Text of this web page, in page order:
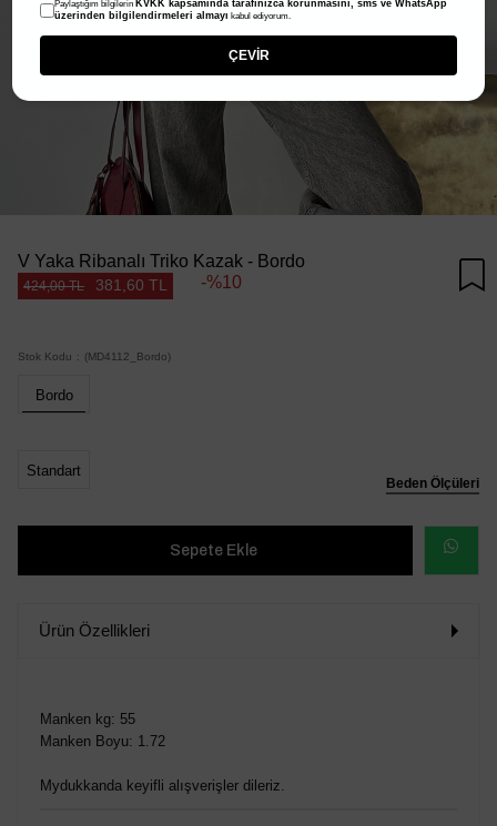
V Yaka Ribanalı Triko Kazak - Bordo
424,00 TL 381,60 TL 10
Stok Kodu (MD4112_Bordo)
Beden Ölçüleri
Bordo
Standart
SİPARİŞ
Ürün Özellikleri
Manken kg: 55
Manken Boyu: 1.72
Mydukkanda keyifli alışverişler dileriz.
Paylaştığım bilgilerin KVKK kapsamında tarafınızca korunmasını, sms ve WhatsApp
üzerinden bilgilendirmeleri almayı kabul ediyorum.
ÇEVİR